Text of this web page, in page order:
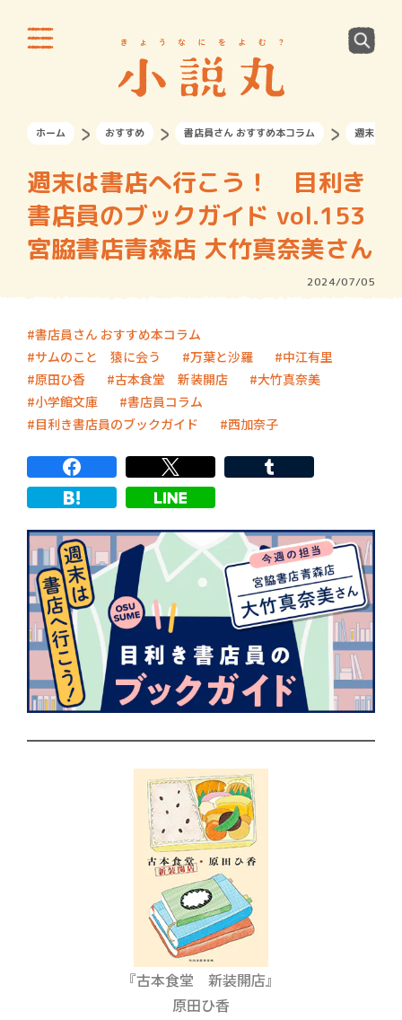
ホーム おすすめ 書店員さん おすすめ本コラム 週末は書
週末は書店へ行こう！ 目利き
書店員のブックガイド vol.153
宮脇書店青森店 大竹真奈美さん
2024/07/05
書店員さん おすすめ本コラム
サムのこと 猿に会う
万葉と沙羅
中江有里
原田ひ香
古本食堂 新装開店
大竹真奈美
小学館文庫
書店員コラム
目利き書店員のブックガイド
西加奈子
『古本食堂 新装開店』
原田ひ香